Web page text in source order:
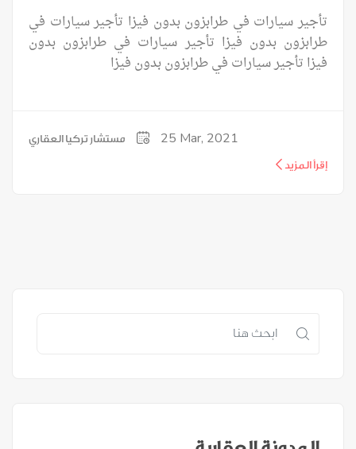
تأجير سيارات في طرابزون بدون فيزا تأجير سيارات في
طرابزون بدون فيزا تأجير سيارات في طرابزون بدون
فيزا تأجير سيارات في طرابزون بدون فيزا
مستشار تركيا العقاري 25 Mar, 2021
إقرأ المزيد